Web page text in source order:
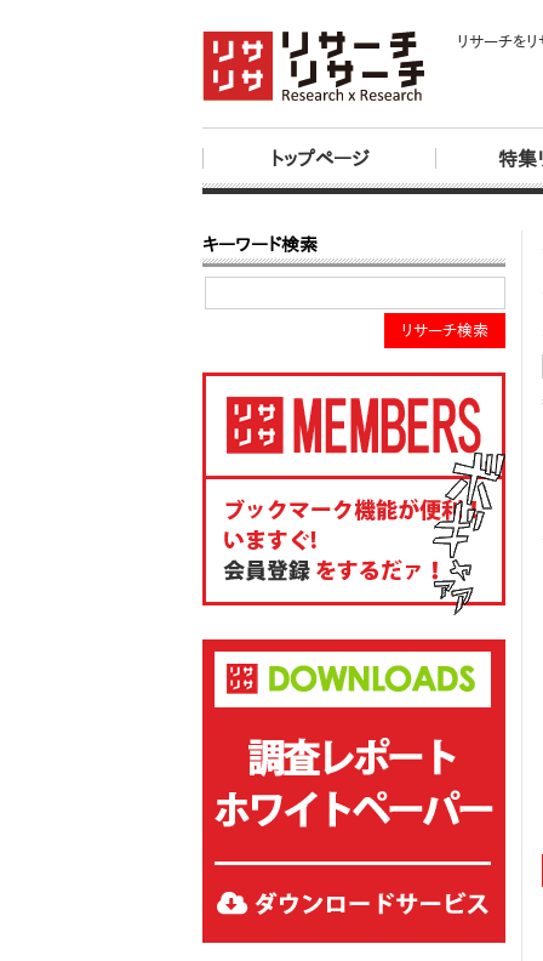
リサーチを
トップページ 特集
キーワード検索
リサーチ検索